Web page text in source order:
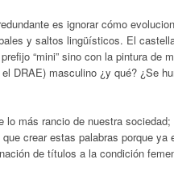
es ignorar cómo
y saltos lingüísticos. El
“mini” sino con la pintura de
DRAE) masculino ¿y qué? ¿Se
lo más rancio de nuestra
que crear estas palabras porque
de títulos a la condición